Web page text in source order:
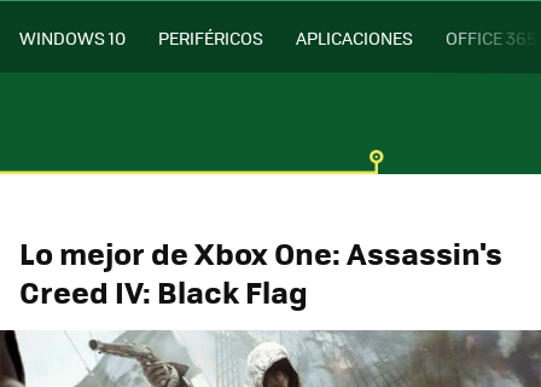
WINDOWS 10 PERIFÉRICOS APLICACIONES OFFICE 365
Lo mejor de Xbox One: Assassin's
Creed IV: Black Flag